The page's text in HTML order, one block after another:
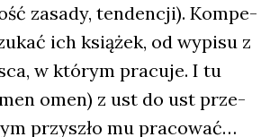
zasa­dy, ten­den­cji). Kom­pe­
ich ksią­żek, od wypi­su z
w któ­rym pra­cu­je. I tu
omen) z ust do ust prze­
przy­szło mu pra­co­wać…